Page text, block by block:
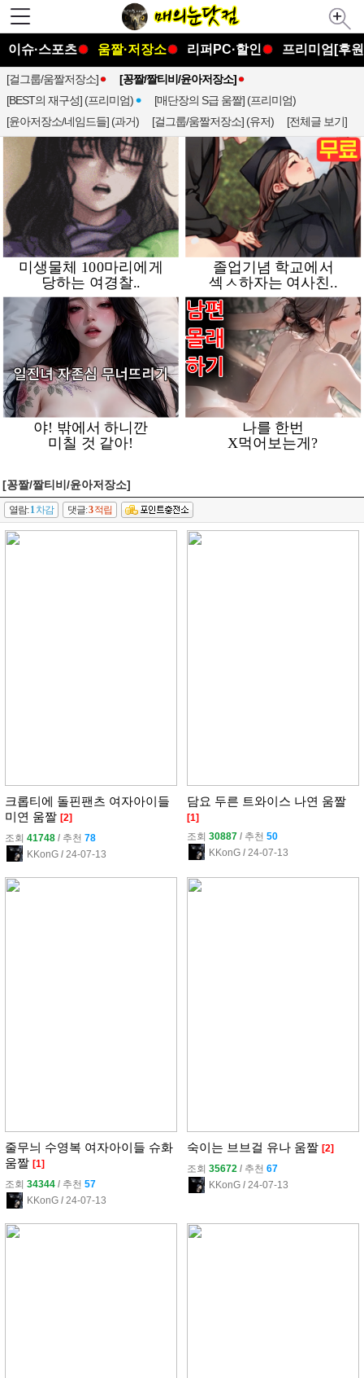
이슈·스포츠 움짤·저장소 리퍼PC·할인 프리미엄[후
[걸그룹/움짤저장소]
[꽁짤/짤티비/윤아저장소]
[BEST의 재구성] (프리미엄)
[매단장의 S급 움짤] (프리미엄)
[윤아저장소/네임드들] (과거)
[걸그룹/움짤저장소] (유저) [전체글 보기]
[꽁짤/짤티비/윤아저장소]
열람:1차감 댓글:3적립
크롭티에 돌핀팬츠 여자아이들
미연 움짤 [2]
조회 41748 l 추천 78
KKonG l 24-07-13
담요 두른 트와이스 나연 움짤
[1]
조회 30887 l 추천 50
KKonG l 24-07-13
줄무늬 수영복 여자아이들 슈화
움짤 [1]
조회 34344 l 추천 57
KKonG l 24-07-13
숙이는 브브걸 유나 움짤 [2]
조회 35672 l 추천 67
KKonG l 24-07-13